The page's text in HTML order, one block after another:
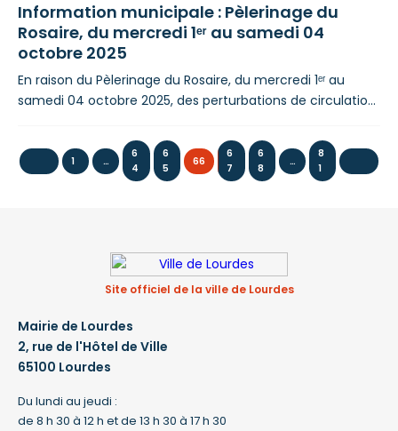
Information municipale : Pèlerinage du
Rosaire, du mercredi 1ᵉʳ au samedi 04
octobre 2025
En raison du Pèlerinage du Rosaire, du mercredi 1ᵉʳ au
samedi 04 octobre 2025, des perturbations de circulation
zone touristique sera réglementé par l’activation des
bornes escamotables et la circulation des véhicules
interdite comme suit : Le mercredi 1ᵉʳ octobre de 8 h 30 à
1 …
6
4
6
5
66
6
7
6
8
…
8
1
Site officiel de la ville de Lourdes
Mairie de Lourdes
2, rue de l'Hôtel de Ville
65100 Lourdes
Du lundi au jeudi :
de 8 h 30 à 12 h et de 13 h 30 à 17 h 30